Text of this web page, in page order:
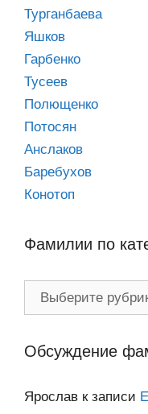
Турганбаева
Яшков
Гарбенко
Тусеев
Полющенко
Потосян
Анслаков
Баребухов
Конотоп
Фамилии по
Фамилии
Обсуждение
Ярослав к записи